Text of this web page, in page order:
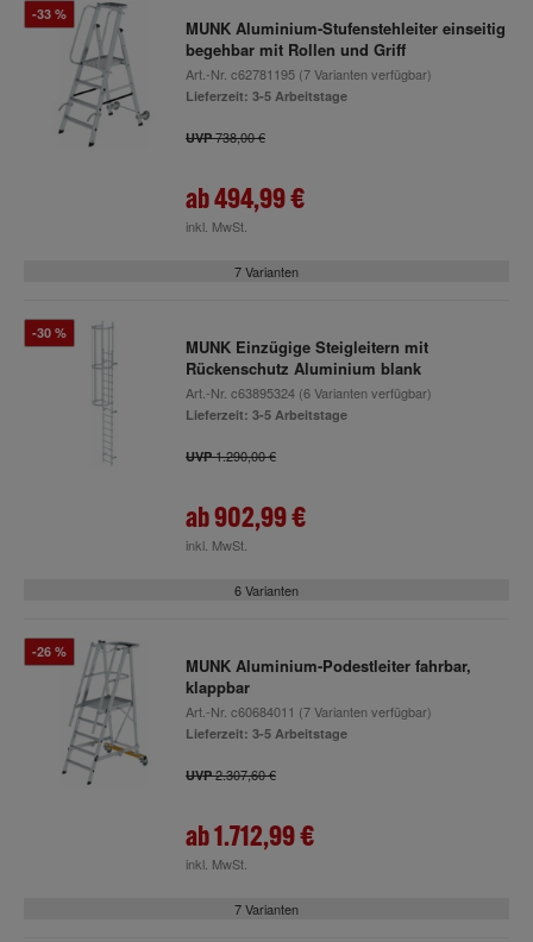
-33 %
MUNK Aluminium-Stufenstehleiter einseitig
begehbar mit Rollen und Griff
Art.-Nr. c62781195(7 Varianten verfügbar)
Lieferzeit: 3-5 Arbeitstage
UVP738,00 €
ab494,99 €
inkl. MwSt.
7 Varianten
-30 %
MUNK Einzügige Steigleitern mit
Rückenschutz Aluminium blank
Art.-Nr. c63895324(6 Varianten verfügbar)
Lieferzeit: 3-5 Arbeitstage
UVP1.290,00 €
ab902,99 €
inkl. MwSt.
6 Varianten
-26 %
MUNK Aluminium-Podestleiter fahrbar,
klappbar
Art.-Nr. c60684011 (7 Varianten verfügbar)
Lieferzeit: 3-5 Arbeitstage
UVP2.307,60 €
ab1.712,99 €
inkl. MwSt.
7 Varianten